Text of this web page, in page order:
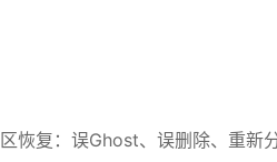
恢复：误Ghost、误删除、重新